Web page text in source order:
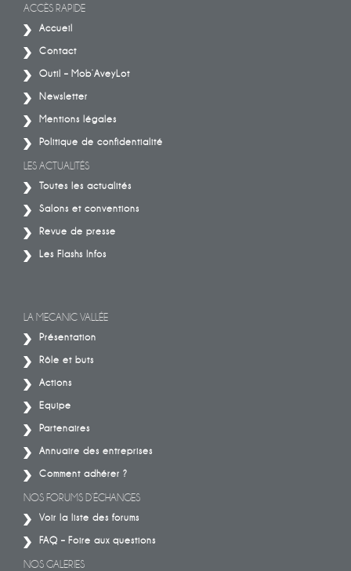
ACCÈS RAPIDE
Accueil
Contact
Outil – Mob’AveyLot
Newsletter
Mentions légales
Politique de confidentialité
LES ACTUALITÉS
Toutes les actualités
Salons et conventions
Revue de presse
Les Flashs Infos
LA MECANIC VALLÉE
Présentation
Rôle et buts
Actions
Equipe
Partenaires
Annuaire des entreprises
Comment adhérer ?
NOS FORUMS D’ÉCHANGES
Voir la liste des forums
FAQ – Foire aux questions
NOS GALERIES